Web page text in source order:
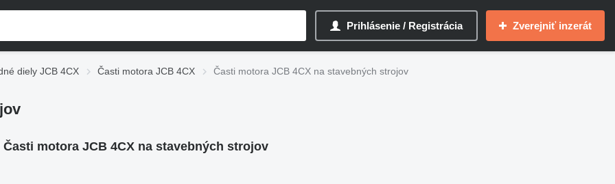
Prihlásenie / Registrácia Zverejniť inzerát
diely JCB 4CX Časti motora JCB 4CX Časti motora JCB 4CX na stavebných strojov
Časti motora JCB 4CX na stavebných strojov